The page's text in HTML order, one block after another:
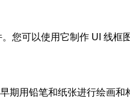
您可以使用它制作 UI 线
期用铅笔和纸张进行绘画和